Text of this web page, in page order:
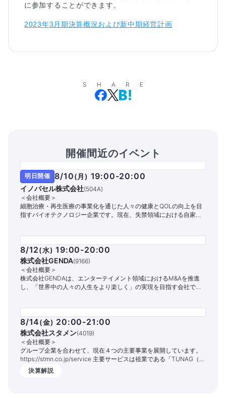
2023年3月期決算概況および新中期経営計画
SHARE
開催間近のイベント
明日開催 8/10( 月) 19:00-20:00
イノバセル株式会社(504A)
＜会社概要＞
細胞治療・再生医療の事業化を通じた人々の健康とQOLの向上を目
指すバイオテクノロジー企業です。現在、失禁領域における自家細
8/12(水) 19:00-20:00
株式会社GENDA(9166)
＜会社概要＞
株式会社GENDAは、エンターテイメント領域におけるM&Aを推進
し、「世界中の人々の人生をより楽しく」の実現を目指す会社で
8/14(金) 20:00-21:00
株式会社スタメン(4019)
＜会社概要＞
グループ企業を合わせて、現在４つの主要事業を展開しています。
https://stmn.co.jp/service 主要サービスは祖業である「TUNAG（ツ
ナグ）」という組織エンゲージメントを高めるITサービスです。
1,400社以上の企業様でご活用いただいており、従業員の定着率向上
決算解説